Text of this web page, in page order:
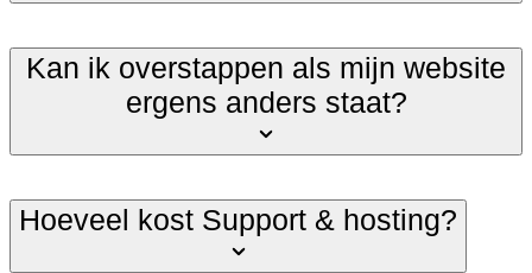
Kan ik overstappen als mijn website
ergens anders staat?
Hoeveel kost Support & hosting?